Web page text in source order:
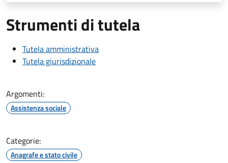
Strumenti di tutela
Tutela amministrativa
Tutela giurisdizionale
Argomenti:
Assistenza sociale
Categorie:
Anagrafe e stato civile